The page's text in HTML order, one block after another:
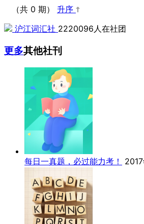
（共 0 期） 升序
沪江词汇社 2220096人在社团
更多其他社刊
每日一真题，必过能力考！